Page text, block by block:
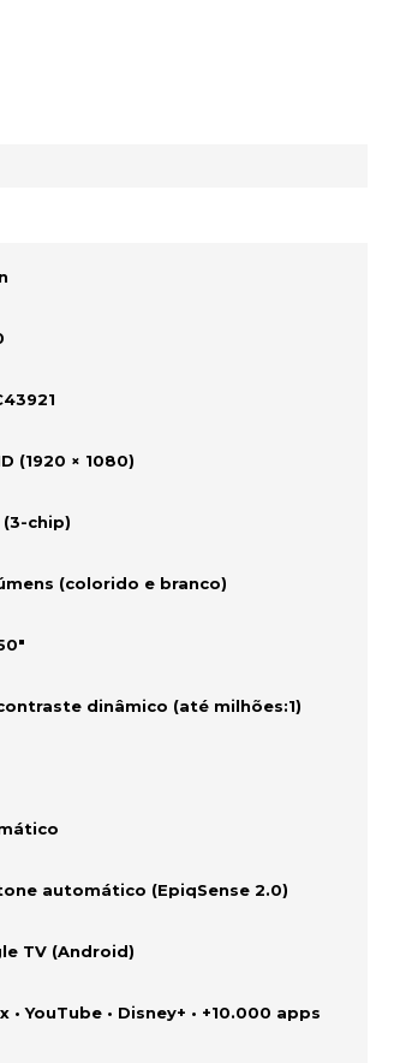
(1920 × 1080)
(3-chip)
(colorido e branco)
dinâmico (até milhões:1)
automático (EpiqSense 2.0)
TV (Android)
• YouTube • Disney+ • +10.000 apps